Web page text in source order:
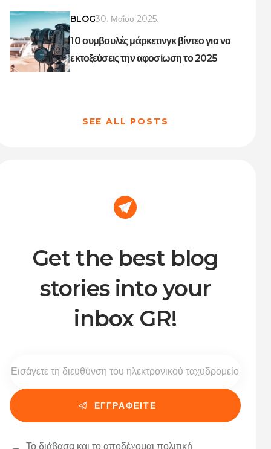
BLOG30. Μαΐου 2025.
10 συμβουλές μάρκετινγκ βίντεο για να
εκτοξεύσεις την αφοσίωση το 2025
SEE ALL POSTS
Get the best blog
stories into your
inbox GR!
Το διάβασα και το αποδέχομαιπολιτική